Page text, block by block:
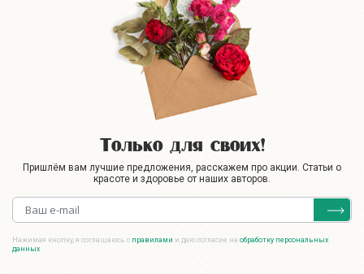
Только для своих!
Пришлём вам лучшие предложения, расскажем про акции. Статьи о
красоте и здоровье от наших авторов.
Нажимая кнопку, я соглашаюсь с правилами и даю согласие на обработку персональных
данных